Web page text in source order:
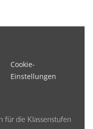
Cookie-
Einstellungen
für die Klassenstufen